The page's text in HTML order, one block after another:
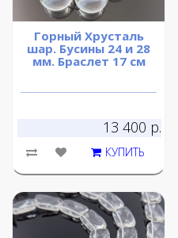
Горный Хрусталь
шар. Бусины 24 и 28
мм. Браслет 17 см
13 400 р.
КУПИТЬ